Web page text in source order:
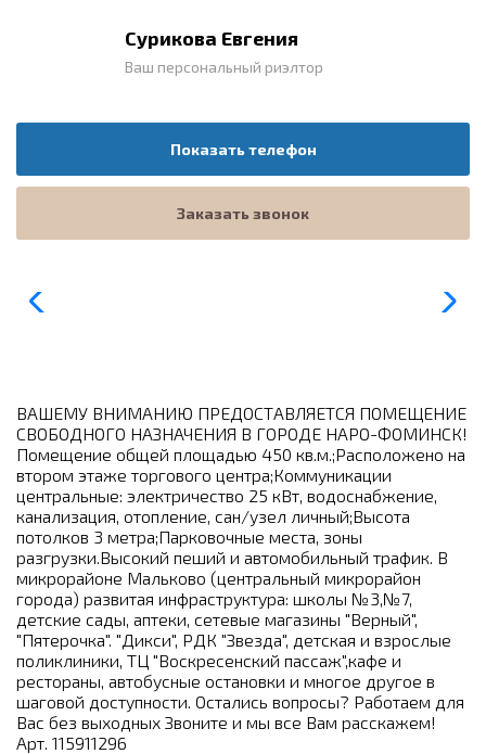
Сурикова Евгения
Ваш персональный риэлтор
Показать телефон
Заказать звонок
ВАШЕМУ ВНИМАНИЮ ПРЕДОСТАВЛЯЕТСЯ ПОМЕЩЕНИЕ
СВОБОДНОГО НАЗНАЧЕНИЯ В ГОРОДЕ НАРО-ФОМИНСК!
Помещение общей площадью 450 кв.м.;Расположено на
втором этаже торгового центра;Коммуникации
центральные: электричество 25 кВт, водоснабжение,
канализация, отопление, сан/узел личный;Высота
потолков 3 метра;Парковочные места, зоны
разгрузки.Высокий пеший и автомобильный трафик. В
микрорайоне Мальково (центральный микрорайон
города) развитая инфраструктура: школы №3,№7,
детские сады, аптеки, сетевые магазины "Верный",
"Пятерочка". "Дикси", РДК "Звезда", детская и взрослые
поликлиники, ТЦ "Воскресенский пассаж",кафе и
рестораны, автобусные остановки и многое другое в
шаговой доступности. Остались вопросы? Работаем для
Вас без выходных Звоните и мы все Вам расскажем!
Арт. 115911296